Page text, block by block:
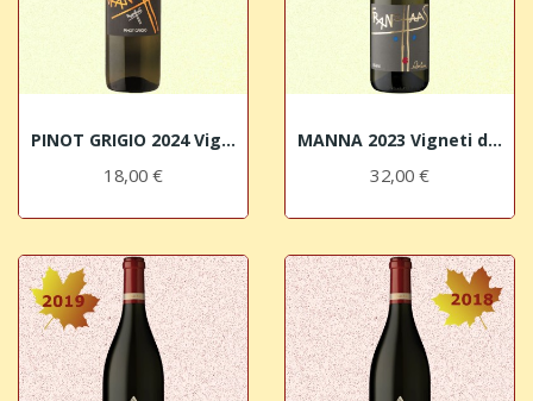
PINOT GRIGIO 2024 Vigneti delle Dolomiti IGT...
18,00 €
MANNA 2023 Vigneti delle Dolomiti IGT Franz Haas
32,00 €